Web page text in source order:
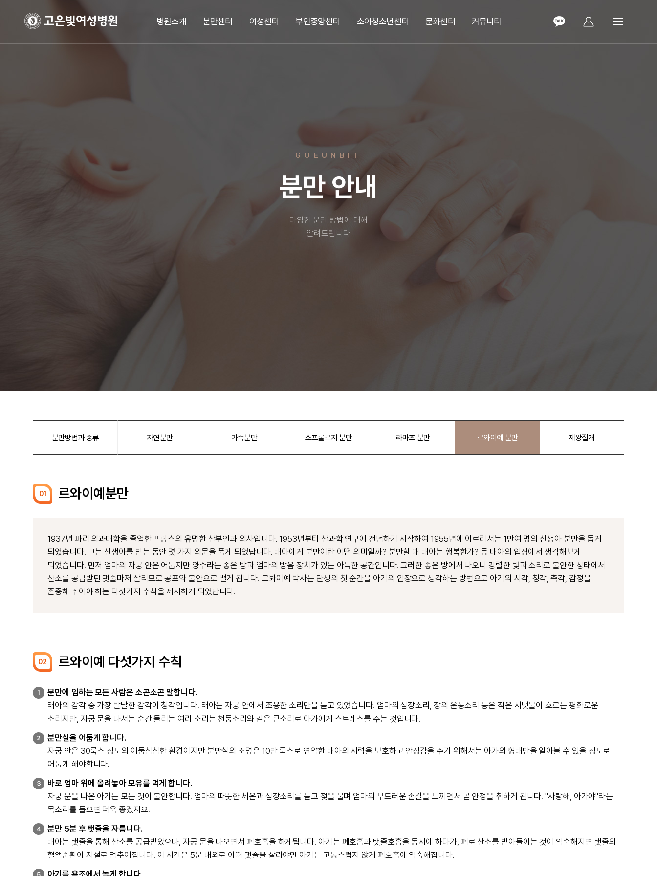
병원소개 분만센터 여성센터 부인종양센터 소아청소년센터 문화센터 커뮤니티
GOEUNBIT
분만 안내
다양한 분만 방법에 대해
알려드립니다
분만방법과 종류 자연분만 가족분만 소프롤로지 분만 라마즈 분만 르와이예 분만 제왕절개
01 르와이예분만
1937년 파리 의과대학을 졸업한 프랑스의 유명한 산부인과 의사입니다. 1953년부터 산과학 연구에 전념하기 시작하여 1955년에 이르러서는 1만여 명의 신생아 분만을 돕게
되었습니다. 그는 신생아를 받는 동안 몇 가지 의문을 품게 되었답니다. 태아에게 분만이란 어떤 의미일까? 분만할 때 태아는 행복한가? 등 태아의 입장에서 생각해보게
되었습니다. 먼저 엄마의 자궁 안은 어둡지만 양수라는 좋은 방과 엄마의 방음 장치가 있는 아늑한 공간입니다. 그러한 좋은 방에서 나오니 강렬한 빛과 소리로 불안한 상태에서
산소를 공급받던 탯줄마저 잘리므로 공포와 불안으로 떨게 됩니다. 르봐이예 박사는 탄생의 첫 순간을 아기의 입장으로 생각하는 방법으로 아기의 시각, 청각, 촉각, 감정을
존중해 주어야 하는 다섯가지 수칙을 제시하게 되었답니다.
02 르와이예 다섯가지 수칙
1
분만에 임하는 모든 사람은 소곤소곤 말합니다.
태아의 감각 중 가장 발달한 감각이 청각입니다. 태아는 자궁 안에서 조용한 소리만을 듣고 있었습니다. 엄마의 심장소리, 장의 운동소리 등은 작은 시냇물이 흐르는 평화로운
소리지만, 자궁 문을 나서는 순간 들리는 여러 소리는 천둥소리와 같은 큰소리로 아가에게 스트레스를 주는 것입니다.
2
분만실을 어둡게 합니다.
자궁 안은 30룩스 정도의 어둠침침한 환경이지만 분만실의 조명은 10만 룩스로 연약한 태아의 시력을 보호하고 안정감을 주기 위해서는 아가의 형태만을 알아볼 수 있을 정도로
어둡게 해야합니다.
3
바로 엄마 위에 올려놓아 모유를 먹게 합니다.
자궁 문을 나온 아기는 모든 것이 불안합니다. 엄마의 따뜻한 체온과 심장소리를 듣고 젖을 물며 엄마의 부드러운 손길을 느끼면서 곧 안정을 취하게 됩니다. "사랑해, 아가야"라는
목소리를 들으면 더욱 좋겠지요.
4
분만 5분 후 탯줄을 자릅니다.
태아는 탯줄을 통해 산소를 공급받았으나, 자궁 문을 나오면서 폐호흡을 하게됩니다. 아기는 폐호흡과 탯줄호흡을 동시에 하다가, 폐로 산소를 받아들이는 것이 익숙해지면 탯줄의
혈액순환이 저절로 멈추어집니다. 이 시간은 5분 내외로 이때 탯줄을 잘라야만 아기는 고통스럽지 않게 폐호흡에 익숙해집니다.
5 아기를 욕조에서 놀게 합니다.